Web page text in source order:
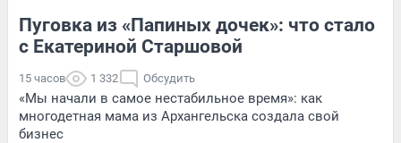
Пуговка из «Папиных дочек»: что стало
с Екатериной Старшовой
15 часов 1 332 Обсудить
«Мы начали в самое нестабильное время»: как
многодетная мама из Архангельска создала свой
бизнес